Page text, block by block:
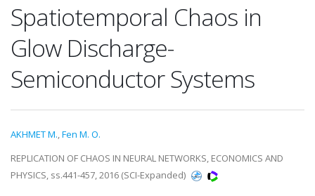
Spatiotemporal Chaos in
Glow Discharge-
Semiconductor Systems
AKHMET M.,Fen M. O.
REPLICATION OF CHAOS IN NEURAL NETWORKS, ECONOMICS AND
PHYSICS, ss.441-457, 2016 (SCI-Expanded)